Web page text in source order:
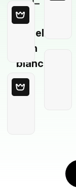
Modello
in
bianco